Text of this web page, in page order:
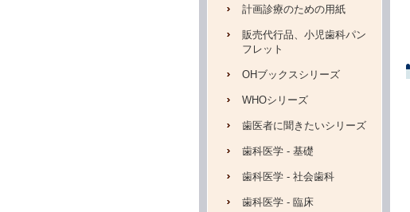
計画診療のための用紙
販売代行品、小児歯科パン
フレット
OHブックスシリーズ
WHOシリーズ
歯医者に聞きたいシリーズ
歯科医学 - 基礎
歯科医学 - 社会歯科
歯科医学 - 臨床